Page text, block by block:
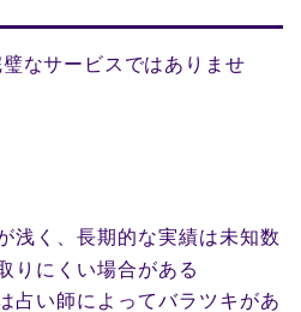
なサービスではありませ
浅く、長期的な実績は未知数
りにくい場合がある
占い師によってバラツキがあ